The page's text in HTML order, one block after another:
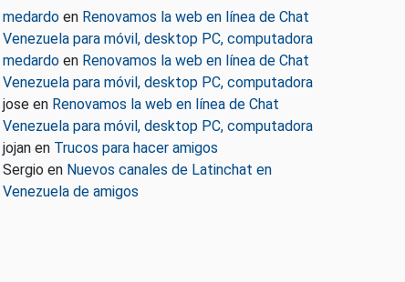
medardo en Renovamos la web en línea de Chat
Venezuela para móvil, desktop PC, computadora
medardo en Renovamos la web en línea de Chat
Venezuela para móvil, desktop PC, computadora
jose en Renovamos la web en línea de Chat
Venezuela para móvil, desktop PC, computadora
jojan en Trucos para hacer amigos
Sergio en Nuevos canales de Latinchat en
Venezuela de amigos